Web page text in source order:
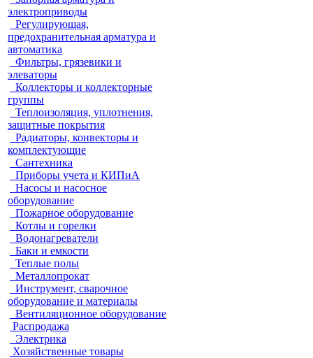
электроприводы
Регулирующая,
предохранительная арматура и
автоматика
Фильтры, грязевики и
элеваторы
Коллекторы и коллекторные
группы
Теплоизоляция, уплотнения,
защитные покрытия
Радиаторы, конвекторы и
комплектующие
Сантехника
Приборы учета и КИПиА
Насосы и насосное
оборудование
Пожарное оборудование
Котлы и горелки
Водонагреватели
Баки и емкости
Теплые полы
Металлопрокат
Инструмент, сварочное
оборудование и материалы
Вентиляционное оборудование
Распродажа
Электрика
Хозяйственные товары